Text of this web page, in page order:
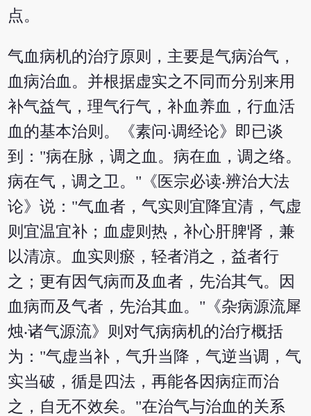
点。
气血病机的治疗原则，主要是气病治气，
血病治血。并根据虚实之不同而分别来用
补气益气，理气行气，补血养血，行血活
血的基本治则。《素问‧调经论》即已谈
到："病在脉，调之血。病在血，调之络。
病在气，调之卫。"《医宗必读‧辨治大法
论》说："气血者，气实则宜降宜清，气虚
则宜温宜补；血虚则热，补心肝脾肾，兼
以清凉。血实则瘀，轻者消之，益者行
之；更有因气病而及血者，先治其气。因
血病而及气者，先治其血。"《杂病源流犀
烛‧诸气源流》则对气病病机的治疗概括
为："气虚当补，气升当降，气逆当调，气
实当破，循是四法，再能各因病症而治
之，自无不效矣。"在治气与治血的关系